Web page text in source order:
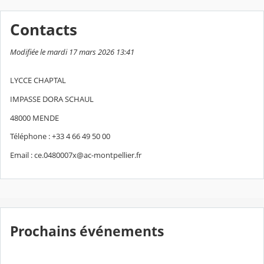
Contacts
Modifiée le mardi 17 mars 2026 13:41
LYCCE CHAPTAL
IMPASSE DORA SCHAUL
48000 MENDE
Téléphone : +33 4 66 49 50 00
Email : ce.0480007x@ac-montpellier.fr
Prochains événements